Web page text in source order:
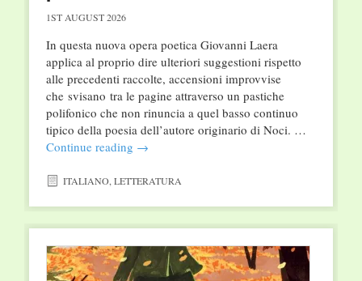
1ST AUGUST 2026
In questa nuova opera poetica Giovanni Laera
applica al proprio dire ulteriori suggestioni rispetto
alle precedenti raccolte, accensioni improvvise
che svisano tra le pagine attraverso un pastiche
polifonico che non rinuncia a quel basso continuo
tipico della poesia dell’autore originario di Noci. …
Continue reading →
ITALIANO,LETTERATURA